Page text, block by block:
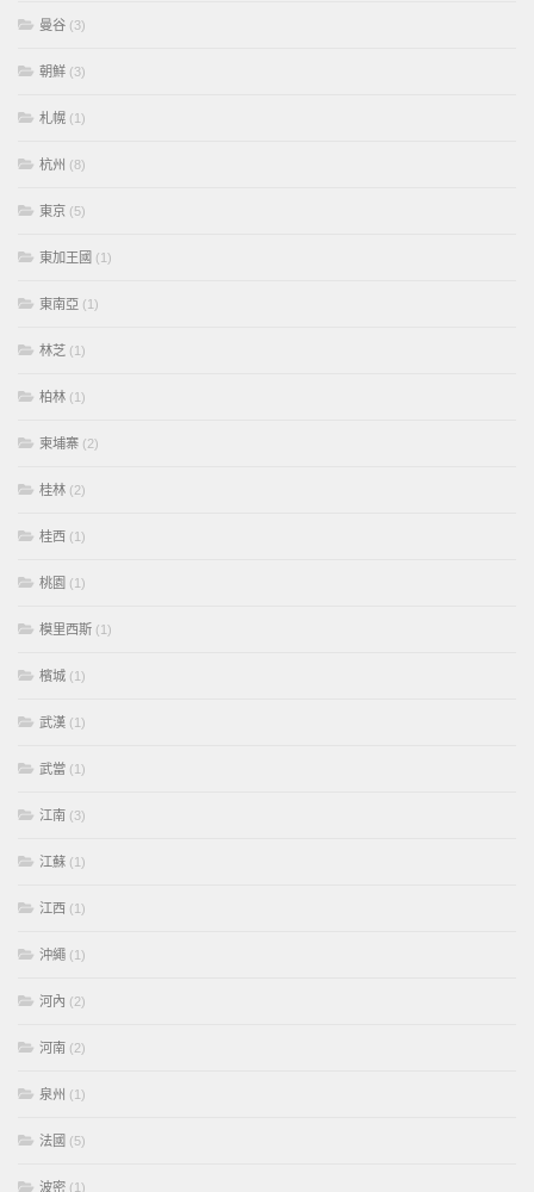
曼谷 (3)
朝鮮 (3)
札幌 (1)
杭州 (8)
東京 (5)
東加王國 (1)
東南亞 (1)
林芝 (1)
柏林 (1)
柬埔寨 (2)
桂林 (2)
桂西 (1)
桃園 (1)
模里西斯 (1)
檳城 (1)
武漢 (1)
武當 (1)
江南 (3)
江蘇 (1)
江西 (1)
沖繩 (1)
河內 (2)
河南 (2)
泉州 (1)
法國 (5)
波密 (1)